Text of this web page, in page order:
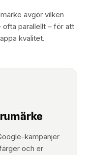
avgör vilken
ofta parallellt – för att
kvalitet.
kampanjer
och er